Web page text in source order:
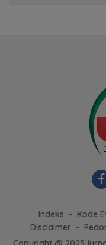
Indeks Kode
Disclaimer